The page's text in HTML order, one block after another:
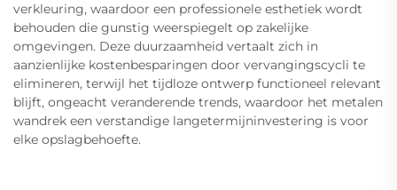
verkleuring, waardoor een professionele esthetiek wordt
behouden die gunstig weerspiegelt op zakelijke
omgevingen. Deze duurzaamheid vertaalt zich in
aanzienlijke kostenbesparingen door vervangingscycli te
elimineren, terwijl het tijdloze ontwerp functioneel relevant
blijft, ongeacht veranderende trends, waardoor het metalen
wandrek een verstandige langetermijninvestering is voor
elke opslagbehoefte.